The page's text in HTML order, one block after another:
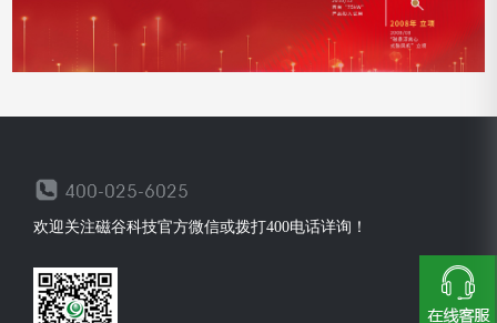
欢迎关注磁谷科技官方微信或拨打400电话详询！